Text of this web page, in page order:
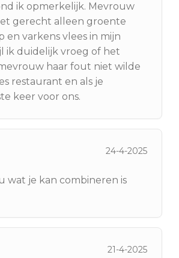
ik opmerkelijk. Mevrouw
gerecht alleen groente
varkens vlees in mijn
ik duidelijk vroeg of het
haar fout niet wilde
restaurant en als je
keer voor ons.
24-4-2025
wat je kan combineren is
21-4-2025